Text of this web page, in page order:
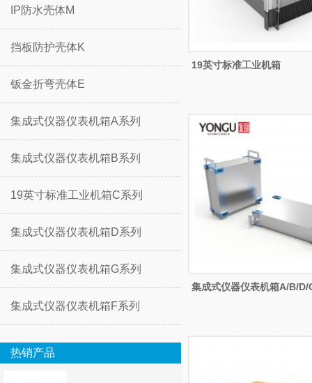
IP防水壳体M
挡板防护壳体K
钣金折弯壳体E
集成式仪器仪表机箱A系列
集成式仪器仪表机箱B系列
19英寸标准工业机箱C系列
集成式仪器仪表机箱D系列
集成式仪器仪表机箱G系列
集成式仪器仪表机箱F系列
热销产品
19英寸标准工业机箱
集成式仪器仪表机箱A/B/D/